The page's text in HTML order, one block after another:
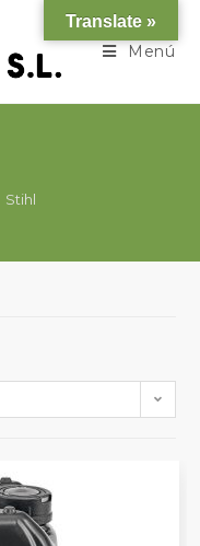
Menú
Stihl
Translate »